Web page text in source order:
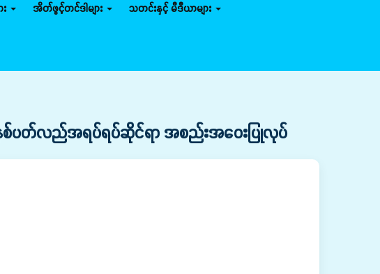
အိတ်ဖွင့်တင်ဒါများ သတင်းနှင့် မီဒီယာများ
စ်ပတ်လည်အရပ်ရပ်ဆိုင်ရာ အစည်းအဝေးပြုလုပ်